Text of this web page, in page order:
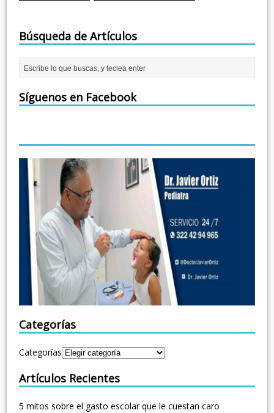
Búsqueda de Artículos
Síguenos en Facebook
Categorías
Categorías
Artículos Recientes
5 mitos sobre el gasto escolar que le cuestan caro